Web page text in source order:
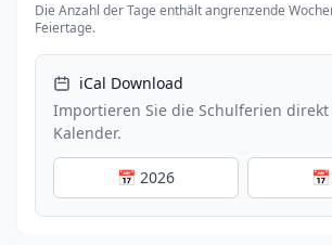
Die Anzahl der Tage enthält angrenzende
Feiertage.
iCal Download
Importieren Sie die Schulferien
Kalender.
📅 2026